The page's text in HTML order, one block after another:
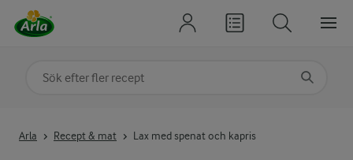
Arla Recept & mat Lax med spenat och kapris
Sök på kategori eller ingrediens